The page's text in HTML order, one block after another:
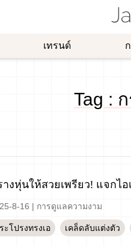
เทรนด์
Tag :
างหุ่นให้สวยเพรียว! แจกไ
8-16 | การดูแลความงาม
ะโปรงทรงเอ เคล็ดลับแต่งตัว